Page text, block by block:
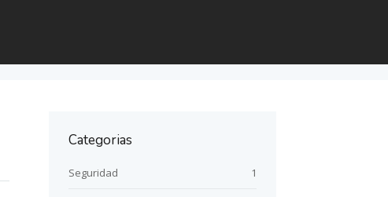
Categorias
Seguridad 1